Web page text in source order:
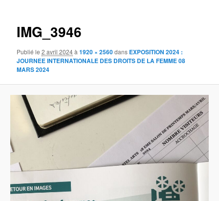
IMG_3946
Publié le2 avril 2024à1920 × 2560dans EXPOSITION 2024 :
JOURNEE INTERNATIONALE DES DROITS DE LA FEMME 08
MARS 2024